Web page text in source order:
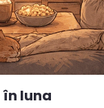
în luna